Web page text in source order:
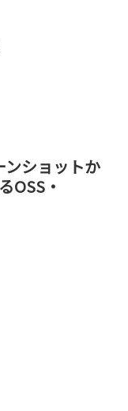
ショットか
OSS・